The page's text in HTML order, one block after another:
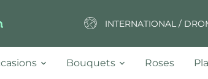
INTERNATIONAL /
Bouquets Roses